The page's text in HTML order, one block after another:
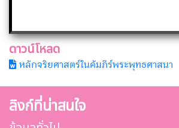
ดาวน์โหลด
หลักจริยศาสตร์ในคัมภีร์พระพุทธศาสนา
ลิงก์ที่น่าสนใจ